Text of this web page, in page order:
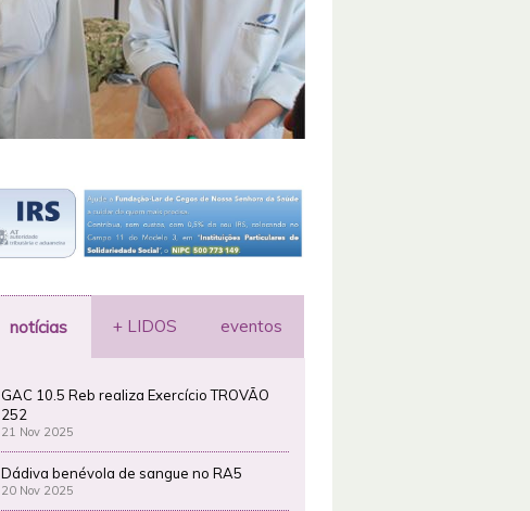
notícias + LIDOS eventos
GAC 10.5 Reb realiza Exercício TROVÃO
252
21 Nov 2025
Dádiva benévola de sangue no RA5
20 Nov 2025